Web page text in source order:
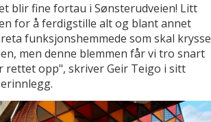
blir fine fortau i Sønsterudveien! Litt
for å ferdigstille alt og blant annet
funksjonshemmede som skal krysse
men denne blemmen får vi tro snart
rettet opp", skriver Geir Teigo i sitt